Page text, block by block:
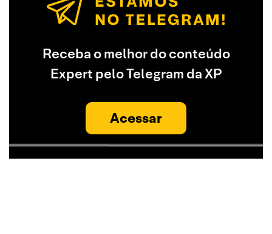
Receba o melhor do conteúdo
Expert pelo Telegram da XP
Acessar